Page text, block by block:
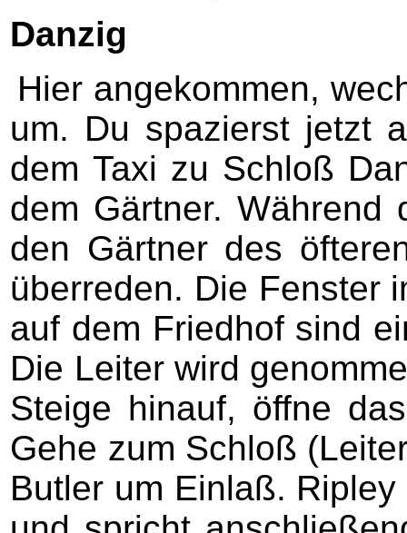
Danzig
Hier angekommen,
um. Du spazierst jetzt
dem Taxi zu Schloß
dem Gärtner. Während
den Gärtner des
überreden. Die Fenster
auf dem Friedhof sind
Die Leiter wird
Steige hinauf, öffne
Gehe zum Schloß
Butler um Einlaß.